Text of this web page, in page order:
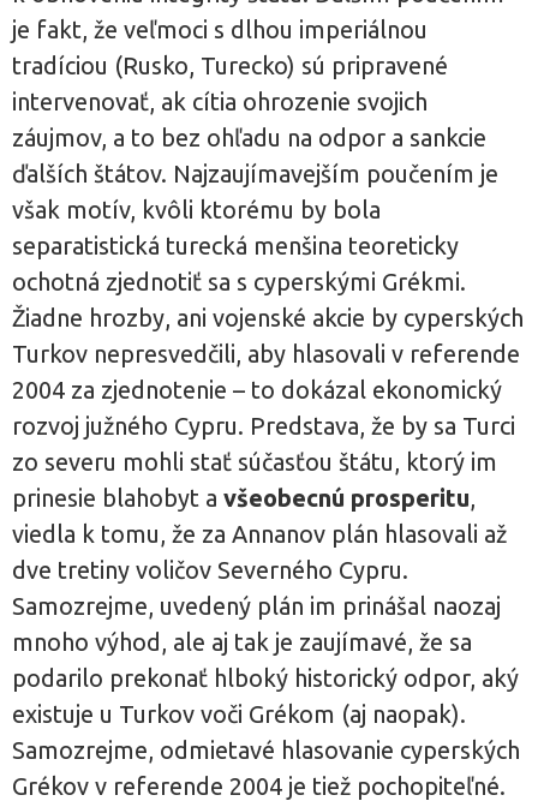
je fakt, že veľmoci s dlhou imperiálnou
tradíciou (Rusko, Turecko) sú pripravené
intervenovať, ak cítia ohrozenie svojich
záujmov, a to bez ohľadu na odpor a sankcie
ďalších štátov. Najzaujímavejším poučením je
však motív, kvôli ktorému by bola
separatistická turecká menšina teoreticky
ochotná zjednotiť sa s cyperskými Grékmi.
Žiadne hrozby, ani vojenské akcie by cyperských
Turkov nepresvedčili, aby hlasovali v referende
2004 za zjednotenie – to dokázal ekonomický
rozvoj južného Cypru. Predstava, že by sa Turci
zo severu mohli stať súčasťou štátu, ktorý im
prinesie blahobyt a všeobecnú prosperitu,
viedla k tomu, že za Annanov plán hlasovali až
dve tretiny voličov Severného Cypru.
Samozrejme, uvedený plán im prinášal naozaj
mnoho výhod, ale aj tak je zaujímavé, že sa
podarilo prekonať hlboký historický odpor, aký
existuje u Turkov voči Grékom (aj naopak).
Samozrejme, odmietavé hlasovanie cyperských
Grékov v referende 2004 je tiež pochopiteľné.